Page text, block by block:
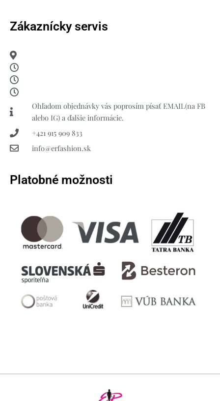
Zákaznícky servis
Ohľadom objednávky vás poprosím písať EMAIL(na FB
alebo IG) a ďalšie informácie.
+421 915 909 833
info@erfashion.sk
Platobné možnosti